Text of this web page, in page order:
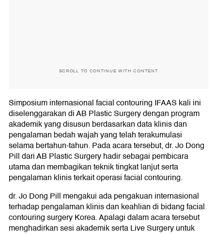
SCROLL TO CONTINUE WITH CONTENT
Simposium internasional facial contouring IFAAS kali ini
diselenggarakan di AB Plastic Surgery dengan program
akademik yang disusun berdasarkan data klinis dan
pengalaman bedah wajah yang telah terakumulasi
selama bertahun-tahun. Pada acara tersebut, dr. Jo Dong
Pill dari AB Plastic Surgery hadir sebagai pembicara
utama dan membagikan teknik tingkat lanjut serta
pengalaman klinis terkait operasi facial contouring.
dr. Jo Dong Pill mengakui ada pengakuan internasional
terhadap pengalaman klinis dan keahlian di bidang facial
contouring surgery Korea. Apalagi dalam acara tersebut
menghadirkan sesi akademik serta Live Surgery untuk